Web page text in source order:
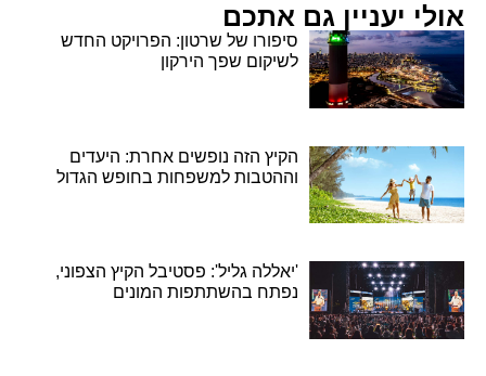
אולי יעניין גם אתכם
סיפורו של שרטון: הפרויקט החדש
לשיקום שפך הירקון
הקיץ הזה נופשים אחרת: היעדים
וההטבות למשפחות בחופש הגדול
'יאללה גליל': פסטיבל הקיץ הצפוני,
נפתח בהשתתפות המונים